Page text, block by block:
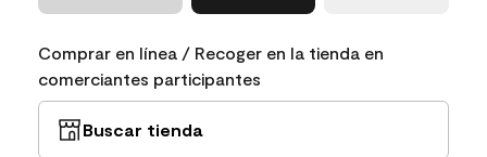
Comprar en línea / Recoger en la tienda en
comerciantes participantes
Buscar tienda